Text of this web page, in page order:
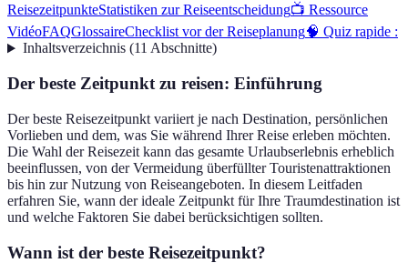
ReisezeitpunkteStatistiken zur Reiseentscheidung📺 Ressource
VidéoFAQGlossaireChecklist vor der Reiseplanung🧠 Quiz rapide :
Inhaltsverzeichnis(11 Abschnitte)
Der beste Zeitpunkt zu reisen: Einführung
Der beste Reisezeitpunkt variiert je nach Destination, persönlichen
Vorlieben und dem, was Sie während Ihrer Reise erleben möchten.
Die Wahl der Reisezeit kann das gesamte Urlaubserlebnis erheblich
beeinflussen, von der Vermeidung überfüllter Touristenattraktionen
bis hin zur Nutzung von Reiseangeboten. In diesem Leitfaden
erfahren Sie, wann der ideale Zeitpunkt für Ihre Traumdestination ist
und welche Faktoren Sie dabei berücksichtigen sollten.
Wann ist der beste Reisezeitpunkt?